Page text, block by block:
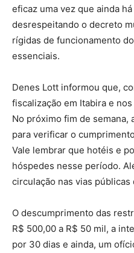
eficaz uma vez que ainda
desrespeitando o decreto
rígidas de funcionamento
essenciais.
Denes Lott informou que,
fiscalização em Itabira e
No próximo fim de semana,
para verificar o
Vale lembrar que hotéis e
hóspedes nesse período.
circulação nas vias públicas
O descumprimento das
R$ 500,00 a R$ 50 mil, a
por 30 dias e ainda, um